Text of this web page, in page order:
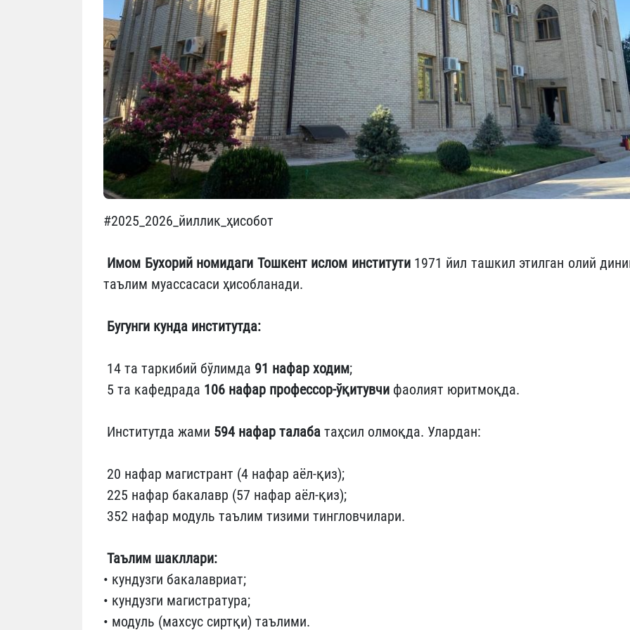
#2025_2026_йиллик_ҳисобот
Имом Бухорий номидаги Тошкент ислом институти1971 йил ташкил этилган олий
таълим муассасаси ҳисобланади.
Бугунги кунда институтда:
14 та таркибий бўлимда 91 нафар ходим;
5 та кафедрада 106 нафар профессор-ўқитувчи фаолият юритмоқда.
Институтда жами 594 нафар талаба таҳсил олмоқда. Улардан:
20 нафар магистрант (4 нафар аёл-қиз);
225 нафар бакалавр (57 нафар аёл-қиз);
352 нафар модуль таълим тизими тингловчилари.
Таълим шакллари:
• кундузги бакалавриат;
• кундузги магистратура;
• модуль (махсус сиртқи) таълими.